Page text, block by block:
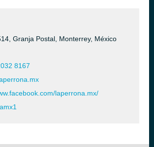
Granja Postal, Monterrey, México
8167
laperrona.mx/